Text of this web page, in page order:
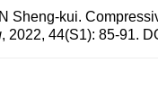
kui.
, 2022, 44(S1): 85-91.